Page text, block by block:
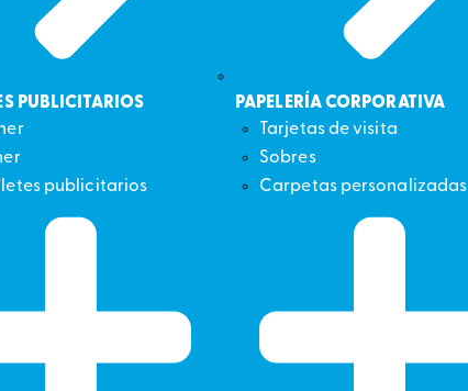
PUBLICITARIOS
publicitarios
PAPELERÍA CORPORATIVA
Tarjetas de visita
Sobres
Carpetas personalizadas